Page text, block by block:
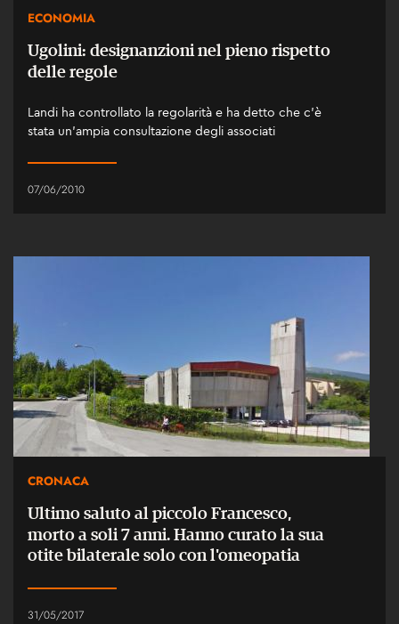
ECONOMIA
Ugolini: designanzioni nel pieno rispetto
delle regole
Landi ha controllato la regolarità e ha detto che c'è
stata un'ampia consultazione degli associati
07/06/2010
CRONACA
Ultimo saluto al piccolo Francesco,
morto a soli 7 anni. Hanno curato la sua
otite bilaterale solo con l'omeopatia
31/05/2017